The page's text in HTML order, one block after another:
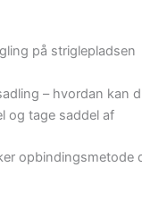
på striglepladsen
– hvordan kan
og tage saddel af
opbindingsmetode